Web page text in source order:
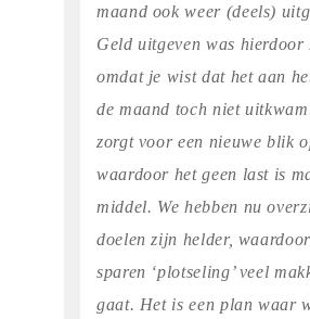
maand ook weer (deels)
Geld uitgeven was hierdoor
omdat je wist dat het aan
de maand toch niet
zorgt voor een nieuwe blik
waardoor het geen last is
middel. We hebben nu
doelen zijn helder,
sparen ‘plotseling’ veel
gaat. Het is een plan waar